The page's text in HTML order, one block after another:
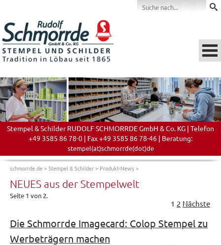
Stempel & Schilder RUDOLF SCHMORRDE GmbH & Co. KG | Telefon
+49 3585 86 78-0 | Fax +49 3585 86 78-46 | Beratung:
stempel(at)schmorrde(dot)de
schmorrde.de>Stempel & Schilder> Produkt-News>
NEUES aus der Stempelwelt
Seite 1 von 2.
1 2 Nächste
Die Schmorrde Imagecard: Colop Stempel zu
Werbeträgern machen